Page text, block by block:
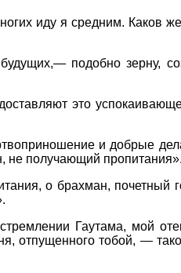
иду я средним. Каков
подобно зерну,
это
и добрые
не получающий пропитания».
о брахман, почетный
Гаутама, мой
отпущенного тобой, —